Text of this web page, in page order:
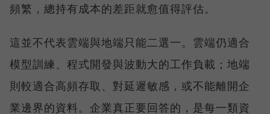
頻繁，總持有成本的差距就愈值得評估。
這並不代表雲端與地端只能二選一。雲端仍適合
模型訓練、程式開發與波動大的工作負載；地端
則較適合高頻存取、對延遲敏感，或不能離開企
業邊界的資料。企業真正要回答的，是每一類資